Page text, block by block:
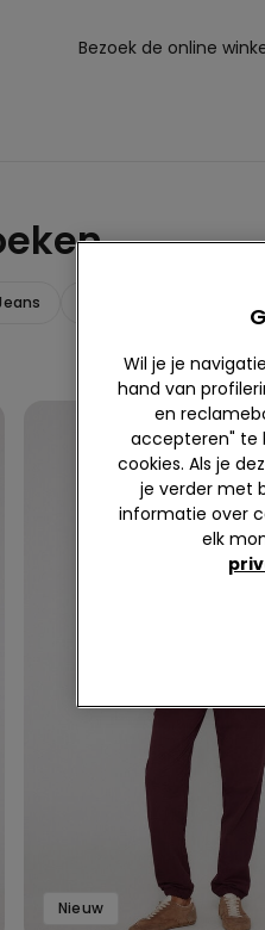
Bezoek de online
Nieuw
Wil je je
hand van
en
accepteren" te
cookies. Als je
je verder met
informatie over
elk